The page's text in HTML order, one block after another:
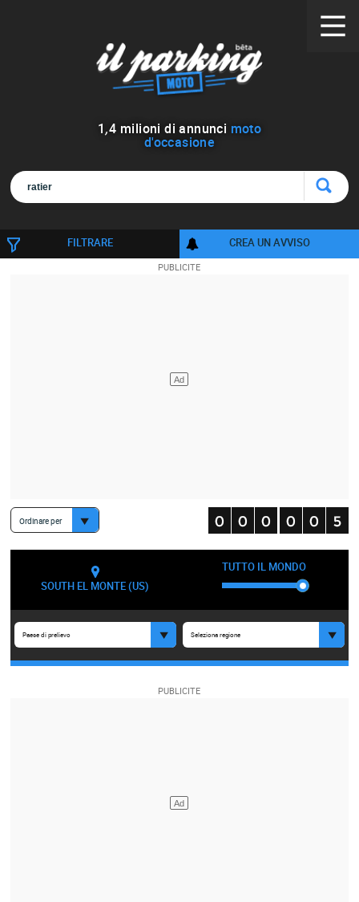
1,4 milioni di annunci moto
d'occasione
FILTRARE CREA UN AVVISO
Ordinare per
SOUTH EL MONTE (US)
TUTTO IL MONDO
Paese di prelievo Seleziona regione